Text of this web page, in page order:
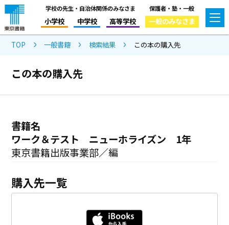
学校の先生・自治体関係のみなさま
小学校 中学校 高等学校
保護者・塾・一般
一般のみなさま
TOP 一般書籍 検索結果 この本の購入先
この本の購入先
書籍名
ワーク＆テスト ニューホライズン 1年
東京書籍出版事業部／編
購入先一覧